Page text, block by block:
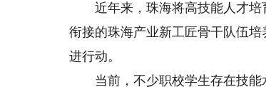
近年来，珠海将高技能人才培
衔接的珠海产业新工匠骨干队伍培
进行动。
当前，不少职校学生存在技能